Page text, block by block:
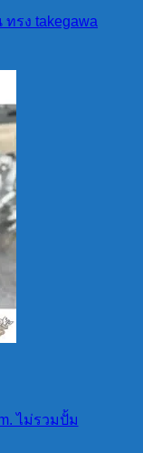
ทรง takegawa
ไม่รวมปั้ม